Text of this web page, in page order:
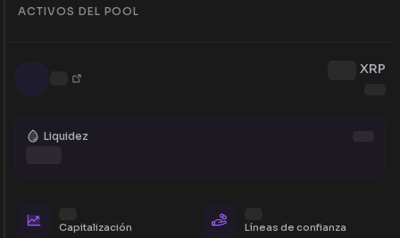
ACTIVOS DEL POOL
XRP
Liquidez
Capitalización Líneas de confianza